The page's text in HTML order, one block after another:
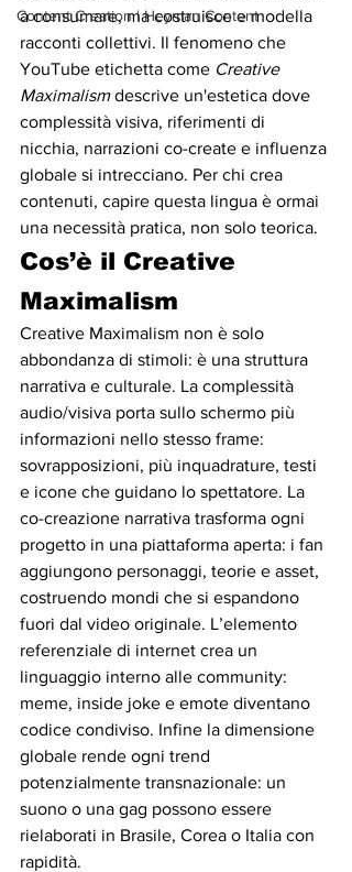
Content Creation | Heyman Content
a consumare, ma costruisce e modella
racconti collettivi. Il fenomeno che
YouTube etichetta come Creative
Maximalism descrive un'estetica dove
complessità visiva, riferimenti di
nicchia, narrazioni co-create e influenza
globale si intrecciano. Per chi crea
contenuti, capire questa lingua è ormai
una necessità pratica, non solo teorica.
Cos’è il Creative
Maximalism
Creative Maximalism non è solo
abbondanza di stimoli: è una struttura
narrativa e culturale. La complessità
audio/visiva porta sullo schermo più
informazioni nello stesso frame:
sovrapposizioni, più inquadrature, testi
e icone che guidano lo spettatore. La
co-creazione narrativa trasforma ogni
progetto in una piattaforma aperta: i fan
aggiungono personaggi, teorie e asset,
costruendo mondi che si espandono
fuori dal video originale. L’elemento
referenziale di internet crea un
linguaggio interno alle community:
meme, inside joke e emote diventano
codice condiviso. Infine la dimensione
globale rende ogni trend
potenzialmente transnazionale: un
suono o una gag possono essere
rielaborati in Brasile, Corea o Italia con
rapidità.